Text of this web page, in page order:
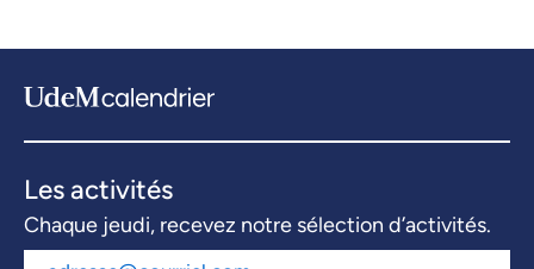
Les activités
Chaque jeudi, recevez notre sélection d’activités.